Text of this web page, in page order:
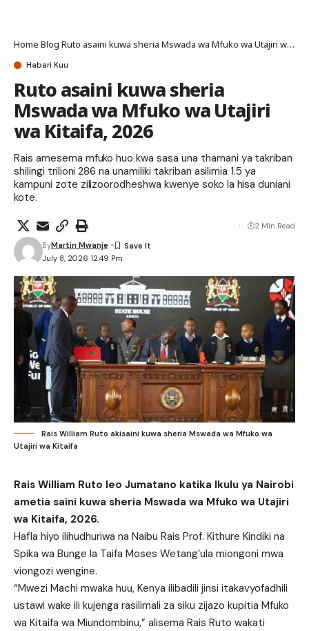
Home Blog Ruto asaini kuwa sheria Mswada wa Mfuko wa Utajiri wa Kitaifa, 2026
Habari Kuu
Ruto asaini kuwa sheria
Mswada wa Mfuko wa Utajiri
wa Kitaifa, 2026
Rais amesema mfuko huo kwa sasa una thamani ya takriban
shilingi trilioni 286 na unamiliki takriban asilimia 1.5 ya
kampuni zote zilizoorodheshwa kwenye soko la hisa duniani
kote.
July 8, 2026 12:49 Pm
ByMartin Mwanje
2 Min Read
Rais William Ruto akisaini kuwa sheria Mswada wa Mfuko wa
Utajiri wa Kitaifa
Rais William Ruto leo Jumatano katika Ikulu ya Nairobi
ametia saini kuwa sheria Mswada wa Mfuko wa Utajiri
wa Kitaifa, 2026.
Hafla hiyo ilihudhuriwa na Naibu Rais Prof. Kithure Kindiki na
Spika wa Bunge la Taifa Moses Wetang’ula miongoni mwa
viongozi wengine.
“Mwezi Machi mwaka huu, Kenya ilibadili jinsi itakavyofadhili
ustawi wake ili kujenga rasilimali za siku zijazo kupitia Mfuko
wa Kitaifa wa Miundombinu,” alisema Rais Ruto wakati